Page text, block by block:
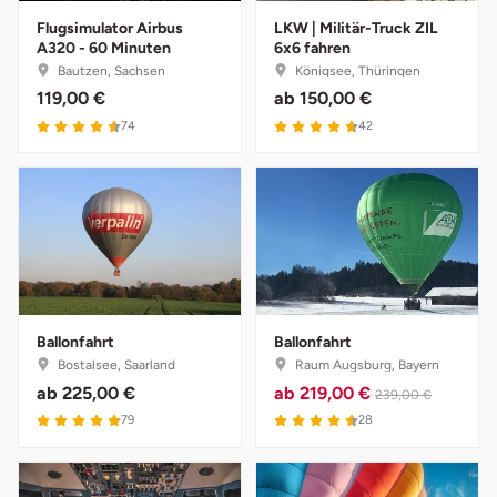
Flugsimulator Airbus
A320 - 60 Minuten
Bautzen, Sachsen
119,00 €
4.6 von 5
74
LKW | Militär-Truck ZIL
6x6 fahren
Königsee, Thüringen
ab 150,00 €
4.7 von 5
42
Ballonfahrt
Bostalsee, Saarland
ab 225,00 €
4.9 von 5
79
Ballonfahrt
Raum Augsburg, Bayern
ab 219,00 € 239,00 €
4.6 von 5
28
Vorpommern-Greifswald
Vorpommern-Rügen
Weimar
Wertach
Wesel
Witten
Würzburg